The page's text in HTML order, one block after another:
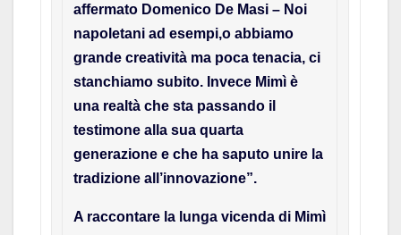
affermato Domenico De Masi – Noi
napoletani ad esempi,o abbiamo
grande creatività ma poca tenacia, ci
stanchiamo subito. Invece Mimì è
una realtà che sta passando il
testimone alla sua quarta
generazione e che ha saputo unire la
tradizione all’innovazione”.
A raccontare la lunga vicenda di Mimì